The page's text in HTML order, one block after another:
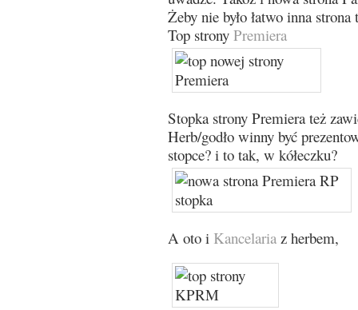
Żeby nie było łatwo inna
Top strony Premiera
Stopka strony Premiera też
Herb/godło winny być
stopce? i to tak, w kółeczku?
A oto i Kancelaria z herbem,